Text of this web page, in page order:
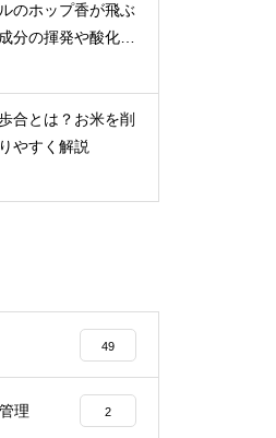
のホップ香が飛ぶ
分の揮発や酸化で
解説
合とは？お米を削
やすく解説
49
理 2